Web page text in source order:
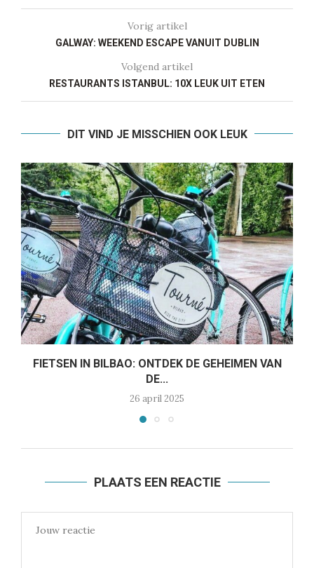
Vorig artikel
GALWAY: WEEKEND ESCAPE VANUIT DUBLIN
Volgend artikel
RESTAURANTS ISTANBUL: 10X LEUK UIT ETEN
DIT VIND JE MISSCHIEN OOK LEUK
FIETSEN IN BILBAO: ONTDEK DE GEHEIMEN VAN
DE...
26 april 2025
PLAATS EEN REACTIE